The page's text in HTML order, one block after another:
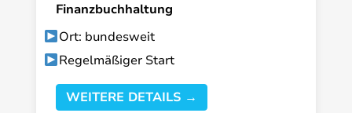
Finanzbuchhaltung
Ort: bundesweit
Regelmäßiger Start
WEITERE DETAILS →